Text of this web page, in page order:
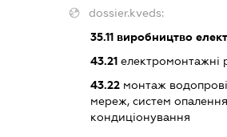
dossier.kveds:
35.11виробництво
43.21електромонтажні
43.22монтаж
мереж, систем
кондиціонування